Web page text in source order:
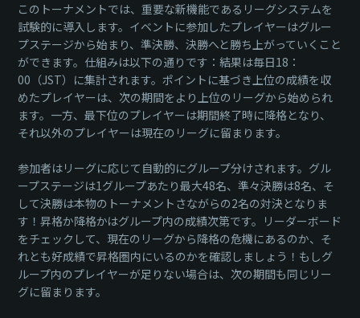
このトーナメントでは、重要な新機能であるリーグシステムを
試験的に導入します。イベントに参加したプレイヤーはグルー
プステージから始まり、準決勝、決勝へと勝ち上がっていくこと
ができます。仕組みは以下の通りです：結果は毎日18：
00（JST）に集計されます。ポイントに基づき上位の成績を収
めたプレイヤーは、次の期間をより上位のリーグから始められ
ます。一方、最下位のプレイヤーは期間終了時に降格となり、
それ以外のプレイヤーは現在のリーグに留まります。
参加者はリーグに応じて自動的にグループ分けされます。グル
ープステージは1グループあたり最大48名、準々決勝は8名、そ
して決勝は本物のトーナメントさながらの2名の対決となりま
す！昇格か降格かはグループ内の成績次第です。リーダーボード
をチェックして、現在のリーグから降格の危機にあるのか、そ
れとも好成績で昇格圏内にいるのかを確認しましょう！もしグ
ループ内のプレイヤーが足りない場合は、次の期間も同じリー
グに留まります。